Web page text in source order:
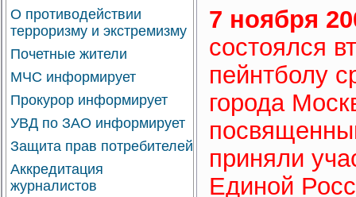
7 ноября
состоялся
пейнтболу
города
приняли
Единой
О противодействии
терроризму и экстремизму
Почетные жители
МЧС информирует
Прокурор информирует
УВД по ЗАО информирует
Защита прав потребителей
Аккредитация
журналистов